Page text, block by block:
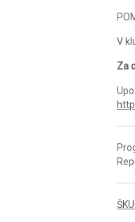
V
Za